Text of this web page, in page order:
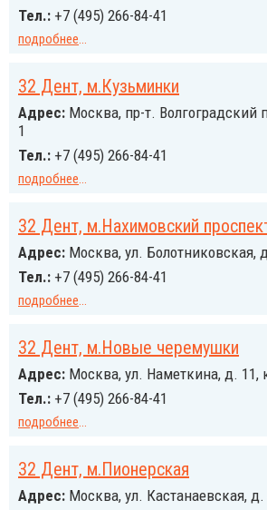
Тел.: +7 (495) 266-84-41
подробнее...
32 Дент, м.Кузьминки
Адрес: Москва, пр-т. Волгоградский
1
Тел.: +7 (495) 266-84-41
подробнее...
32 Дент, м.Нахимовский
Адрес: Москва, ул. Болотниковская,
Тел.: +7 (495) 266-84-41
подробнее...
32 Дент, м.Новые черемушки
Адрес: Москва, ул. Наметкина, д. 11,
Тел.: +7 (495) 266-84-41
подробнее...
32 Дент, м.Пионерская
Адрес: Москва, ул. Кастанаевская,